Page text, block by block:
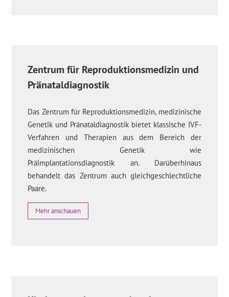
Zentrum für Reproduktionsmedizin und
Pränataldiagnostik
Das Zentrum für Reproduktionsmedizin, medizinische
Genetik und Pränataldiagnostik bietet klassische IVF-
Verfahren und Therapien aus dem Bereich der
medizinischen Genetik wie
Präimplantationsdiagnostik an. Darüberhinaus
behandelt das Zentrum auch gleichgeschlechtliche
Paare.
Mehr anschauen